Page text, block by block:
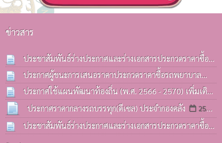
ข่าวสาร
ประชาสัมพันธ์ร่างประกาศและร่างเอกสารประกวดราคาซื้อ
รถบรรทุก(ดีเซล) ประจำกองคลังฯ
13 ก.ค. 2569
ประกาศผู้ชนะการเสนอราคาประกวดราคาซื้อรถพยาบาล
ฉุกเฉิน(รถกระบะ) ด้วยวิธีประกวดราคาอิเล็กทรอนิกส์(e-
bidding)
08 ก.ค. 2569
ประกาศใช้แผนพัฒนาท้องถิ่น (พ.ศ. 2566 - 2570) เพิ่มเติม
ครั้งที่ 3 / 2569
06 ก.ค. 2569
ประกาศราคากลางรถบรรทุก(ดีเซล) ประจำกองคลัง
25
มิ.ย. 2569
ประชาสัมพันธ์ร่างประกาศและร่างเอกสารประกวดราคาซื้อ